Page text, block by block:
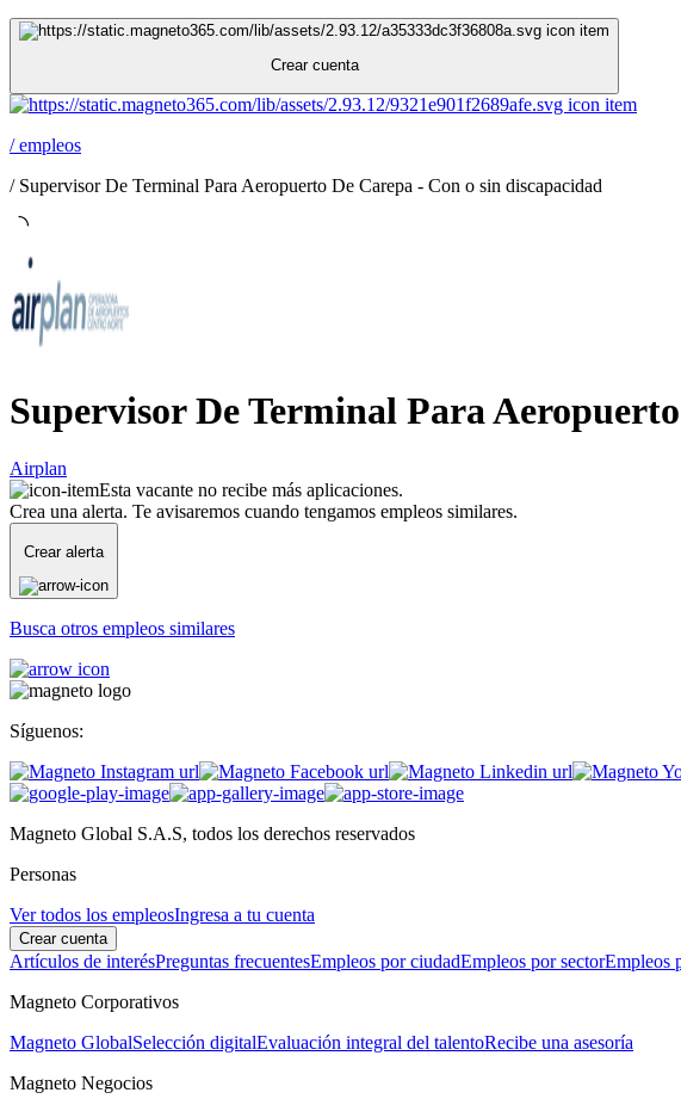
Crear cuenta
/empleos
/ Supervisor De Terminal Para Aeropuerto De Carepa - Con o sin discapacidad
Supervisor De Terminal Para
Airplan
Esta vacante no recibe más aplicaciones.
Crea una alerta. Te avisaremos cuando tengamos empleos similares.
Crear alerta
Busca otros empleos similares
Síguenos:
Magneto Global S.A.S, todos los derechos reservados
Personas
Ver todos los empleosIngresa a tu cuenta
Crear cuenta
Artículos de interésPreguntas frecuentesEmpleos por ciudadEmpleos por sectorEmpleos
Magneto Corporativos
Magneto GlobalSelección digitalEvaluación integral del talentoRecibe una asesoría
Magneto Negocios